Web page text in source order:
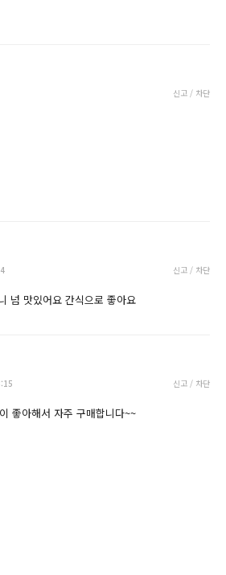
신고 / 차단
신고 / 차단
넘 맛있어요 간식으로 좋아요
신고 / 차단
좋아해서 자주 구매합니다~~